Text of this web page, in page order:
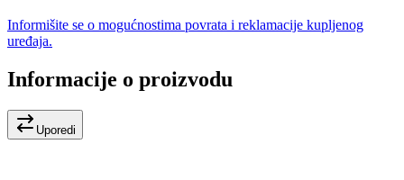
Informišite se o mogućnostima povrata i reklamacije kupljenog
uređaja.
Informacije o proizvodu
Uporedi